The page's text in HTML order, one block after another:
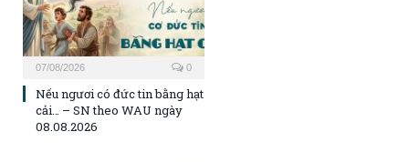
07/08/2026 0
Nếu ngươi có đức tin bằng hạt
cải… – SN theo WAU ngày
08.08.2026